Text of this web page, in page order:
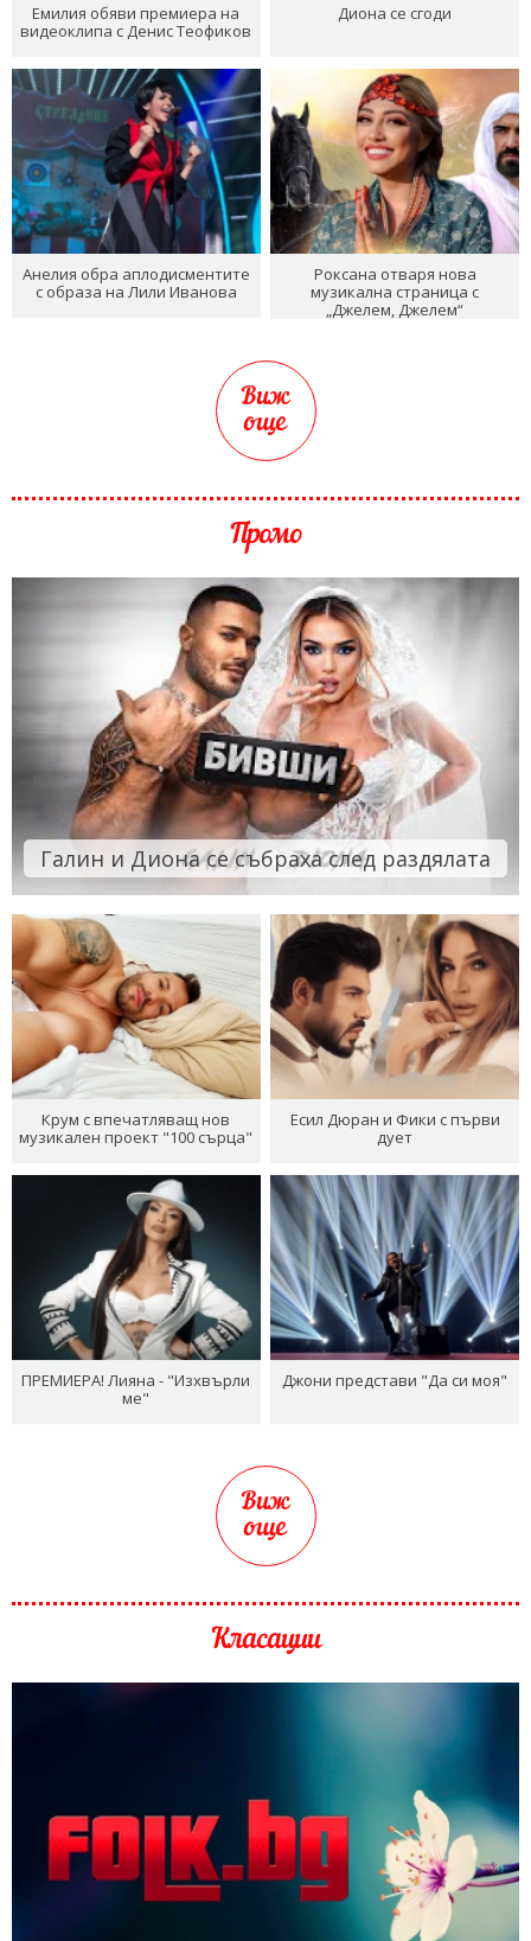
Емилия обяви премиера на
видеоклипа с Денис Теофиков
Диона се сгоди
Анелия обра аплодисментите
с образа на Лили Иванова
Роксана отваря нова
музикална страница с
„Джелем, Джелем“
Виж
още
Промо
Галин и Диона се събраха след раздялата
Крум с впечатляващ нов
музикален проект "100 сърца"
Есил Дюран и Фики с първи
дует
ПРЕМИЕРА! Лияна - "Изхвърли
ме"
Джони представи "Да си моя"
Виж
още
Класации